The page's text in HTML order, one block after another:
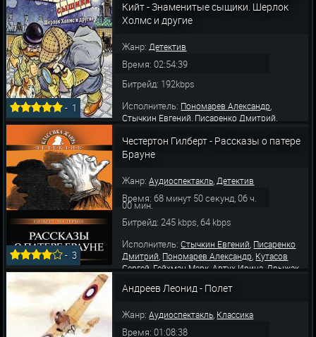
Пономарев Александр ,Трефилов Николай
- 1
Кийт - Знаменитые сыщики. Шерлок
Холмс и другие
Жанр:Детектив
Время: 02:54:39
Битрейд: 192kbps
Исполнитель: Пономарев Александр,
Стычкин Евгений, Писаренко Дмитрий,
-3
Честертон Гилберт - Рассказы о патере
Брауне
Жанр:Аудиоспектакль,Детектив
Время: 68 минут 50 секунд, 06 ч.
00 мин.
Битрейд: 245 kbps, 64 kbps
Исполнитель:Стычкин Евгений, Писаренко
Дмитрий, Пономарев Александр, Кутасов
Сергей Гейхман Марк Автух Ирина Дрыжак
Андреев Леонид - Полет
Жанр:Аудиоспектакль, Классика
Время: 01:08:38